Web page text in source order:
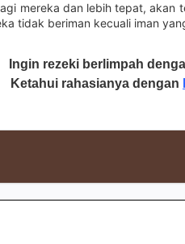
mereka dan lebih tepat, akan
tidak beriman kecuali iman
Ingin rezeki berlimpah
Ketahui rahasianya dengan